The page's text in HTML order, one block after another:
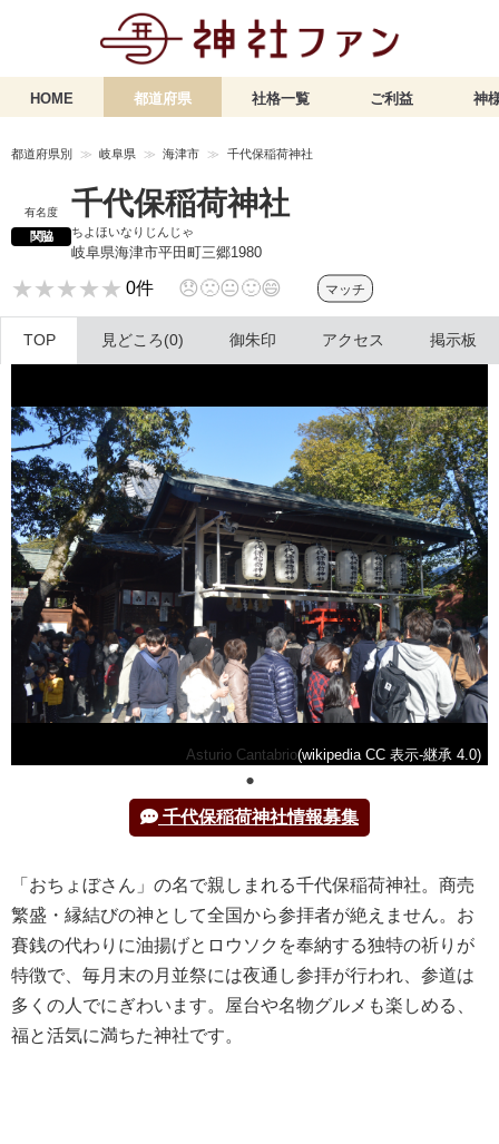
HOME 都道府県 社格一覧 ご利益 神
都道府県別 岐阜県 海津市 千代保稲荷神社
有名度
関脇
千代保稲荷神社
ちよほいなりじんじゃ
岐阜県海津市平田町三郷1980
★★★★★
★★★★★ 0件 😞🙁😐🙂😄 マッチ
TOP 見どころ(0) 御朱印 アクセス 掲示板
Asturio Cantabrio(wikipedia CC 表示-継承 4.0)
千代保稲荷神社情報募集
「おちょぼさん」の名で親しまれる千代保稲荷神社。商売
繁盛・縁結びの神として全国から参拝者が絶えません。お
賽銭の代わりに油揚げとロウソクを奉納する独特の祈りが
特徴で、毎月末の月並祭には夜通し参拝が行われ、参道は
多くの人でにぎわいます。屋台や名物グルメも楽しめる、
福と活気に満ちた神社です。